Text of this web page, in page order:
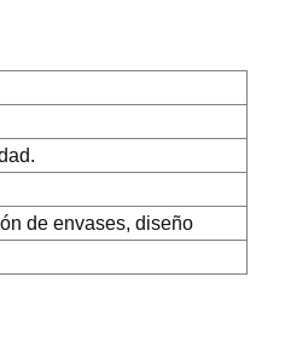
de envases, diseño